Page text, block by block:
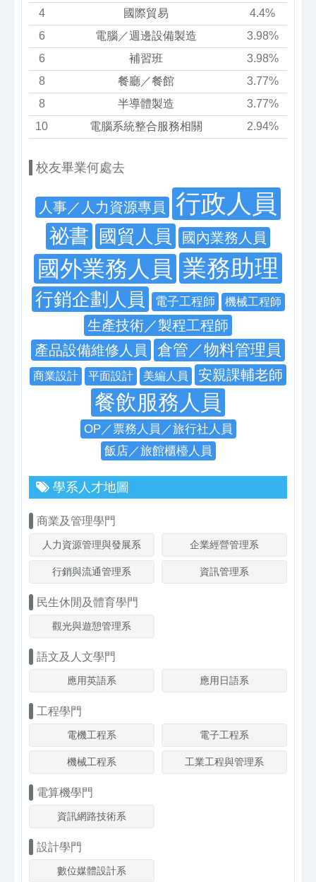
4 國際貿易
4.4%
6
電腦／週邊設備製造
3.98%
6
補習班
3.98%
8
餐廳／餐館
3.77%
8
半導體製造
3.77%
10
電腦系統整合服務相關 2.94%
校友畢業何處去
人事／人力資源專員 行政人員
祕書 國貿人員 國內業務人員
國外業務人員 業務助理
行銷企劃人員 電子工程師 機械工程師
生產技術／製程工程師
產品設備維修人員
倉管／物料管理員
商業設計 平面設計 美編人員 安親課輔老師
餐飲服務人員
OP／票務人員／旅行社人員
飯店／旅館櫃檯人員
學系人才地圖
商業及管理學門
人力資源管理與發展系 企業經營管理系
行銷與流通管理系 資訊管理系
民生休閒及體育學門
觀光與遊憩管理系
語文及人文學門
應用英語系 應用日語系
工程學門
電機工程系 電子工程系
機械工程系 工業工程與管理系
電算機學門
資訊網路技術系
設計學門
數位媒體設計系